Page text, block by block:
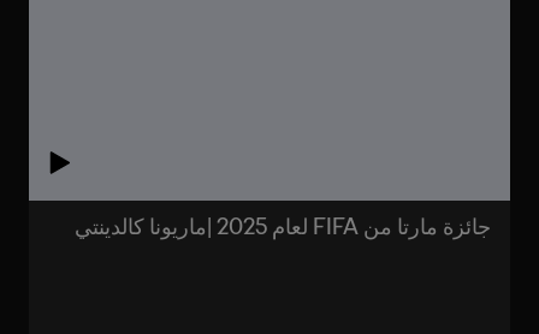
جائزة مارتا من FIFA لعام 2025 |ماريونا كالدينتي